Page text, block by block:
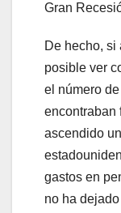
Gran
De hecho, si
posible ver
el número
encontraban
ascendido
gastos en
no ha